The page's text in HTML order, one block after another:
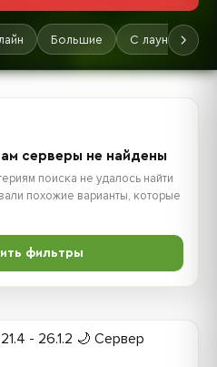
Большие С лаунчером
серверы не найдены
поиска не удалось найти
похожие варианты, которые
фильтры
- 26.1.2 🌙 Сервер